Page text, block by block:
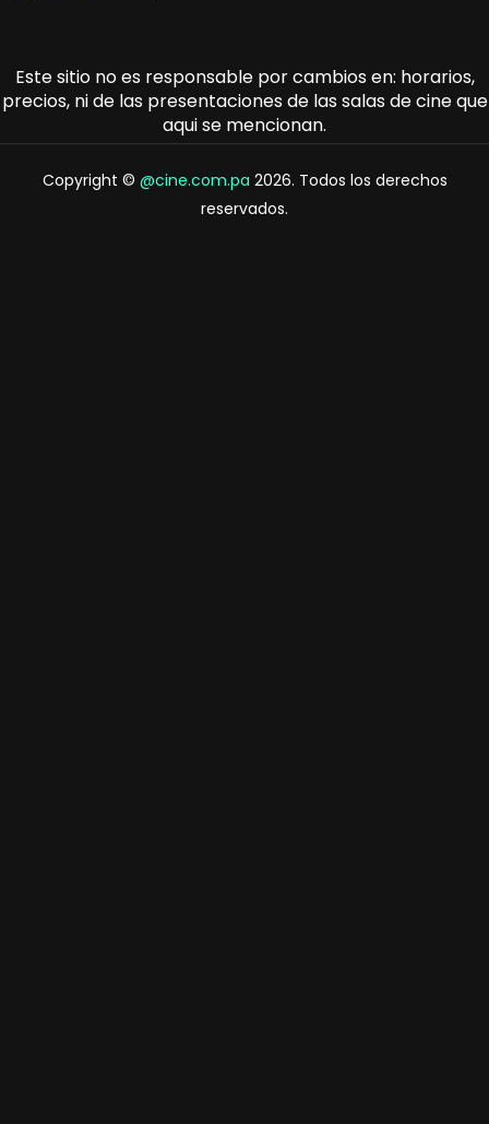
Este sitio no es responsable por cambios en: horarios,
precios, ni de las presentaciones de las salas de cine que
aqui se mencionan.
Copyright © @cine.com.pa 2026. Todos los derechos
reservados.